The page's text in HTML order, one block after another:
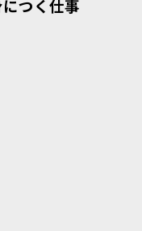
つく仕事